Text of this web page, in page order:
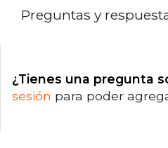
Preguntas y
¿Tienes una pregunta
sesión para poder